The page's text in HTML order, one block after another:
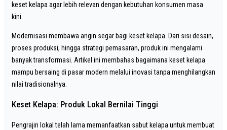
keset kelapa agar lebih relevan dengan kebutuhan konsumen masa
kini.
Modernisasi membawa angin segar bagi keset kelapa. Dari sisi desain,
proses produksi, hingga strategi pemasaran, produk ini mengalami
banyak transformasi. Artikel ini membahas bagaimana keset kelapa
mampu bersaing di pasar modern melalui inovasi tanpa menghilangkan
nilai tradisionalnya.
Keset Kelapa: Produk Lokal Bernilai Tinggi
Pengrajin lokal telah lama memanfaatkan sabut kelapa untuk membuat